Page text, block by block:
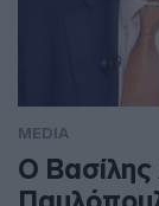
MEDIA
Ο Βασίλης